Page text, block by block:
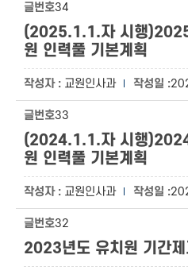
34
(2025.1.1.자 시행
원 인력풀 기본계획
교원인사과
33
(2024.1.1.자 시행
원 인력풀 기본계획
교원인사과
32
2023년도 유치원 기간